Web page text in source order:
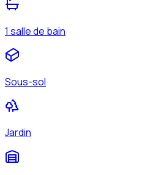
1 salle de bain
Sous-sol
Jardin